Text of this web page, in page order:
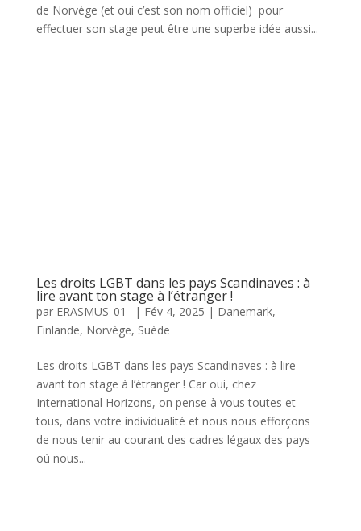
de Norvège (et oui c’est son nom officiel) pour
effectuer son stage peut être une superbe idée aussi...
Les droits LGBT dans les pays Scandinaves : à
lire avant ton stage à l’étranger !
par ERASMUS_01_ | Fév 4, 2025 | Danemark,
Finlande, Norvège, Suède
Les droits LGBT dans les pays Scandinaves : à lire
avant ton stage à l’étranger ! Car oui, chez
International Horizons, on pense à vous toutes et
tous, dans votre individualité et nous nous efforçons
de nous tenir au courant des cadres légaux des pays
où nous...